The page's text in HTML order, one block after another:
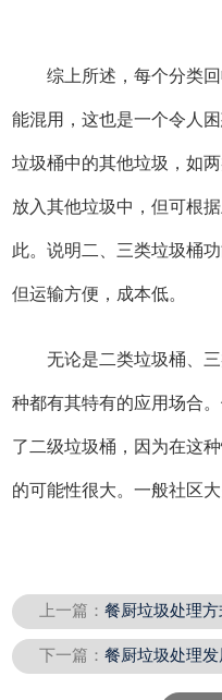
综上所述，每个分类
能混用，这也是一个令人
垃圾桶中的其他垃圾，如
放入其他垃圾中，但可根
此。说明二、三类垃圾桶
但运输方便，成本低。
无论是二类垃圾桶、
种都有其特有的应用场合
了二级垃圾桶，因为在这
的可能性很大。一般社区
上一篇：餐厨垃圾处理方
下一篇：餐厨垃圾处理